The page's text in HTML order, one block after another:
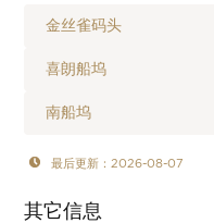
金丝雀码头
喜朗船坞
南船坞
最后更新：2026-08-07
其它信息